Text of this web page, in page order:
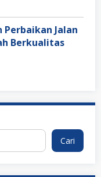
Jalan
Berkualitas
Cari